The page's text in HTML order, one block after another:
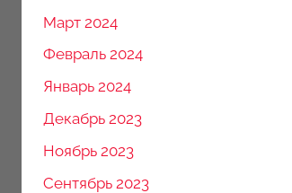
Март 2024
Февраль 2024
Январь 2024
Декабрь 2023
Ноябрь 2023
Сентябрь 2023